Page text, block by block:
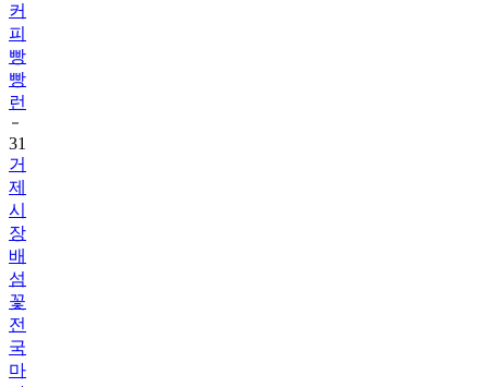
커
피
빵
빵
런
31
거
제
시
장
배
섬
꽃
전
국
마